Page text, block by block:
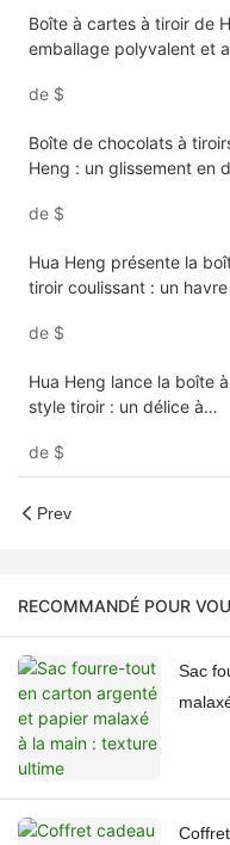
Boîte à cartes à tiroir de
emballage polyvalent et
de $
Boîte de chocolats à
Heng : un glissement en
de $
Hua Heng présente la
tiroir coulissant : un
de $
Hua Heng lance la boîte
style tiroir : un délice à
de $
Prev
RECOMMANDÉ POUR
Sac